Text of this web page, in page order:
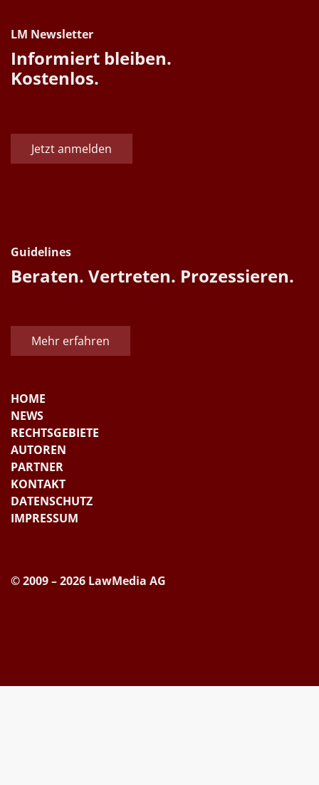
LM Newsletter
Informiert bleiben.
Kostenlos.
Jetzt anmelden
Guidelines
Beraten. Vertreten. Prozessieren.
Mehr erfahren
HOME
NEWS
RECHTSGEBIETE
AUTOREN
PARTNER
KONTAKT
DATENSCHUTZ
IMPRESSUM
© 2009 – 2026 LawMedia AG